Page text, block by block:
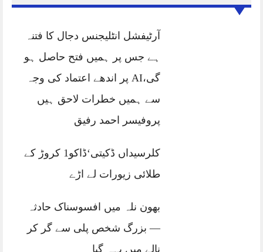
آرٹیفشل انٹلیجنس دجال کا فتنہ
ہے جس پر ہمیں فتح حاصل ہو
گی،AI پر اندھے اعتماد کی وجہ
سے ہمیں خطرات لاحق ہیں
پروفیسر احمد رفیق
کلرسیداں ڈکیتی‘ڈاکو1 کروڑ کے
طلائی زیورات لے اڑے
بھون نلہ میں افسوسناک حادثہ
— بزرگ شخص پلی سے گر کر
نالے میں بہہ گیا